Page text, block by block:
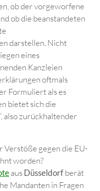
ob der vorgeworfene
ob die beanstandeten
darstellen. Nicht
eines
Kanzleien
oftmals
Formuliert als es
bietet sich die
also zurückhaltender
Verstöße gegen die EU-
worden?
ausDüsseldorfberät
Mandanten in Fragen